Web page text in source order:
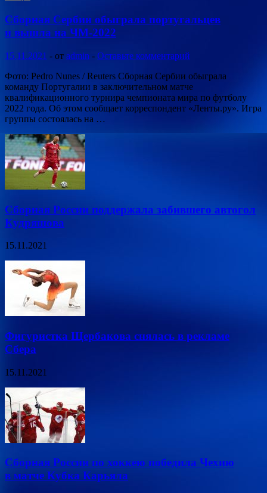
Сборная Сербии обыграла португальцев
и вышла на ЧМ-2022
15.11.2021 - от admin - Оставьте комментарий
Фото: Pedro Nunes / Reuters Сборная Сербии обыграла
команду Португалии в заключительном матче
квалификационного турнира чемпионата мира по футболу
2022 года. Об этом сообщает корреспондент «Ленты.ру». Игра
группы состоялась на …
Сборная России поддержала забившего автогол
Кудряшова
15.11.2021
Фигуристка Щербакова снялась в рекламе
Сбера
15.11.2021
Сборная России по хоккею победила Чехию
в матче Кубка Карьяла